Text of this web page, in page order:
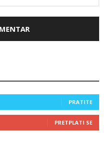
PRATITE
PRETPLATI SE